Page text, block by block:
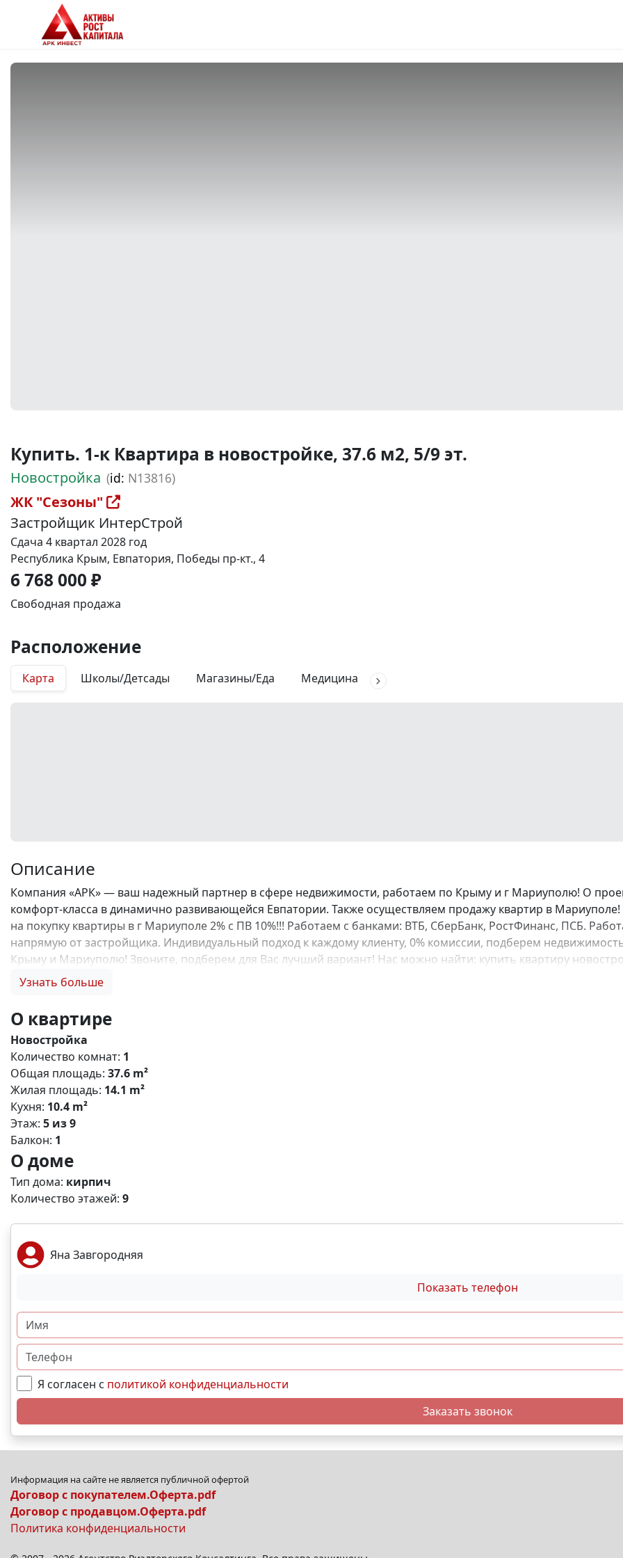
Купить. 1-к Квартира в новостройке, 37.6 м2, 5/9 эт.
Новостройка (id: N13816)
ЖК "Сезоны"
Застройщик ИнтерСтрой
Сдача 4 квартал 2028 год
Республика Крым, Евпатория, Победы пр-кт., 4
6 768 000 ₽
Свободная продажа
Расположение
Карта Школы/Детсады Магазины/Еда Медицина
Описание
Компания «АРК» — ваш надежный партнер в сфере недвижимости, работаем по Крыму и г Мариуполю! О
комфорт-класса в динамично развивающейся Евпатории. Также осуществляем продажу квартир в
на покупку квартиры в г Мариуполе 2% с ПВ 10%!!! Работаем с банками: ВТБ, СберБанк, РостФинанс, ПСБ.
напрямую от застройщика. Индивидуальный подход к каждому клиенту, 0% комиссии, подберем
Крыму и Мариуполю! Звоните, подберем для Вас лучший вариант! Нас можно найти: купить квартиру
семейную ипотеку, купить квартиру по льготной ипотеке, купить квартиру в рассрочку, купить квартиру у
Узнать больше
О квартире
Новостройка
Количество комнат: 1
Общая площадь: 37.6 m²
Жилая площадь: 14.1 m²
Кухня: 10.4 m²
Этаж: 5 из 9
Балкон: 1
О доме
Тип дома: кирпич
Количество этажей: 9
Яна Завгородняя
Показать телефон
Я согласен с политикой конфиденциальности
Заказать звонок
Информация на сайте не является публичной офертой
Договор с покупателем.Оферта.pdf
Договор с продавцом.Оферта.pdf
Политика конфиденциальности